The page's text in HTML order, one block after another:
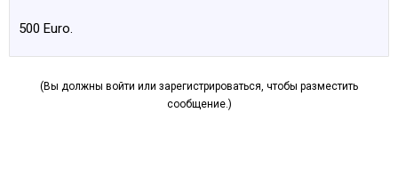
500 Euro.
(Вы должны войти или зарегистрироваться, чтобы разместить
сообщение.)